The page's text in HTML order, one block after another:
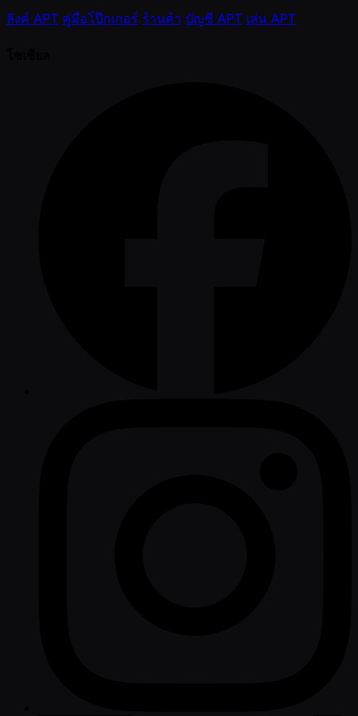
ลิงค์ APT คู่มือโป๊กเกอร์ ร้านค้า บัญชี APT เล่น APT